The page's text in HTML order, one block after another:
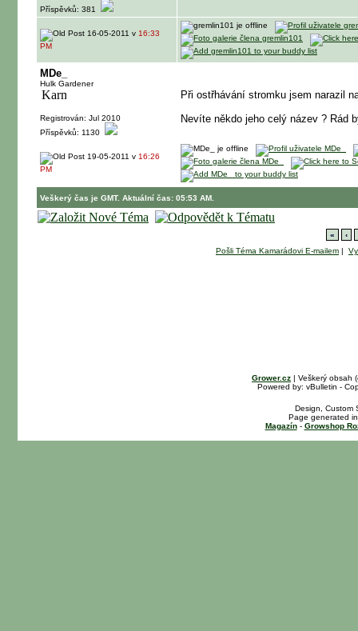
Příspěvků: 381
16-05-2011 v 16:33
PM
MDe_
Hulk Gardener
Registrován: Jul 2010
Příspěvků: 1130
Při ostřhávání stromku jsem narazil
Nevíte někdo jeho celý název ? Rád
19-05-2011 v 16:26
PM
Veškerý čas je GMT. Aktuální čas: 05:53 AM.
« ‹
Pošli Téma Kamarádovi E-mailem |
Grower.cz | Veškerý obsah
Powered by: vBulletin -
Design, Custom
Page generated
Magazín- Growshop